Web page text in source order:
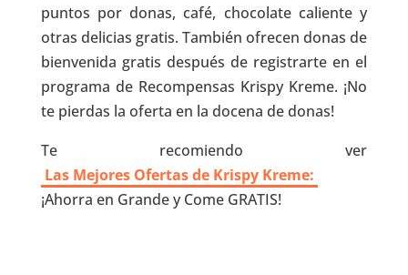
puntos por donas, café, chocolate caliente y
otras delicias gratis. También ofrecen donas de
bienvenida gratis después de registrarte en el
programa de Recompensas Krispy Kreme. ¡No
te pierdas la oferta en la docena de donas!
Te recomiendo ver
Las Mejores Ofertas de Krispy Kreme:
¡Ahorra en Grande y Come GRATIS!